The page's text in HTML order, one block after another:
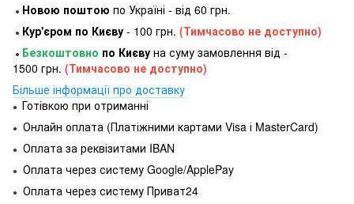
● Новою поштою по Україні - від 60 грн.
● Кур'єром по Києву - 100 грн. (Тимчасово не доступно)
● Безкоштовно по Києву на суму замовлення від -
1500 грн. (Тимчасово не доступно)
Більше інформації про доставку
● Готівкою при отриманні
● Онлайн оплата (Платіжними картами Visa і MasterCard)
● Оплата за реквізитами IBAN
● Оплата через систему Google/ApplePay
● Оплата через систему Приват24